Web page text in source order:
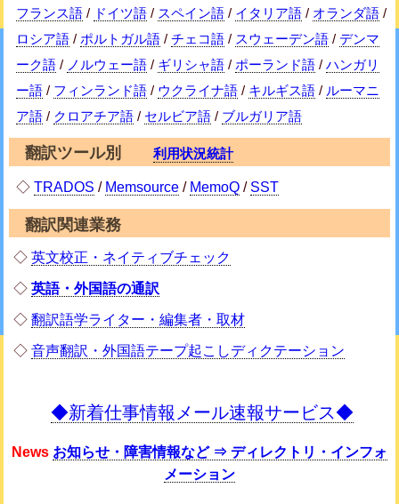
フランス語 / ドイツ語 / スペイン語 / イタリア語 / オランダ語 /
ロシア語 / ポルトガル語 /チェコ語 / スウェーデン語 / デンマ
ーク語 / ノルウェー語 / ギリシャ語 / ポーランド語 /ハンガリ
ー語 / フィンランド語 / ウクライナ語 / キルギス語 / ルーマニ
ア語 / クロアチア語 / セルビア語 / ブルガリア語
翻訳ツール別 利用状況統計
◇TRADOS / Memsource / MemoQ / SST
翻訳関連業務
◇英文校正・ネイティブチェック
◇英語・外国語の通訳
◇翻訳語学ライター・編集者・取材
◇音声翻訳・外国語テープ起こしディクテーション
◆新着仕事情報メール速報サービス◆
News お知らせ・障害情報など ⇒ ディレクトリ・インフォ
メーション